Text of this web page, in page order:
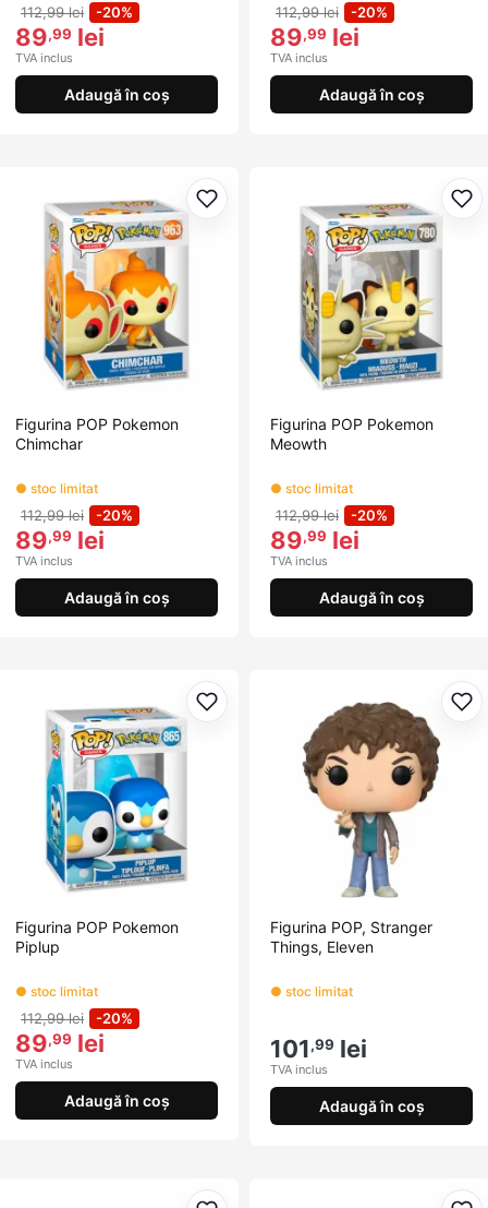
112,99 lei -20%
89,99 lei
TVA inclus
Adaugă în coș
112,99 lei -20%
89,99 lei
TVA inclus
Adaugă în coș
Adaugă la favorite
Figurina POP Pokemon
Chimchar
● stoc limitat
112,99 lei -20%
89,99 lei
TVA inclus
Adaugă în coș
Figurina POP Pokemon
Meowth
● stoc limitat
112,99 lei -20%
89,99 lei
TVA inclus
Adaugă în coș
Adaugă la favorite
Figurina POP Pokemon
Piplup
● stoc limitat
112,99 lei -20%
89,99 lei
TVA inclus
Adaugă în coș
Figurina POP, Stranger
Things, Eleven
● stoc limitat
101,99 lei
TVA inclus
Adaugă în coș